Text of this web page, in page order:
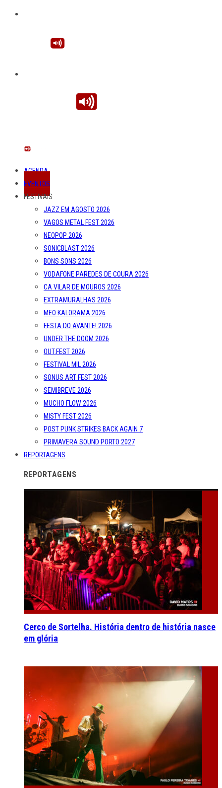
AGENDA
EVENTOS
FESTIVAIS
JAZZ EM AGOSTO 2026
VAGOS METAL FEST 2026
NEOPOP 2026
SONICBLAST 2026
BONS SONS 2026
VODAFONE PAREDES DE COURA 2026
CA VILAR DE MOUROS 2026
EXTRAMURALHAS 2026
MEO KALORAMA 2026
FESTA DO AVANTE! 2026
UNDER THE DOOM 2026
OUT.FEST 2026
FESTIVAL MIL 2026
SONUS ART FEST 2026
SEMIBREVE 2026
MUCHO FLOW 2026
MISTY FEST 2026
POST PUNK STRIKES BACK AGAIN 7
PRIMAVERA SOUND PORTO 2027
REPORTAGENS
REPORTAGENS
Cerco de Sortelha. História dentro de história nasce
em glória